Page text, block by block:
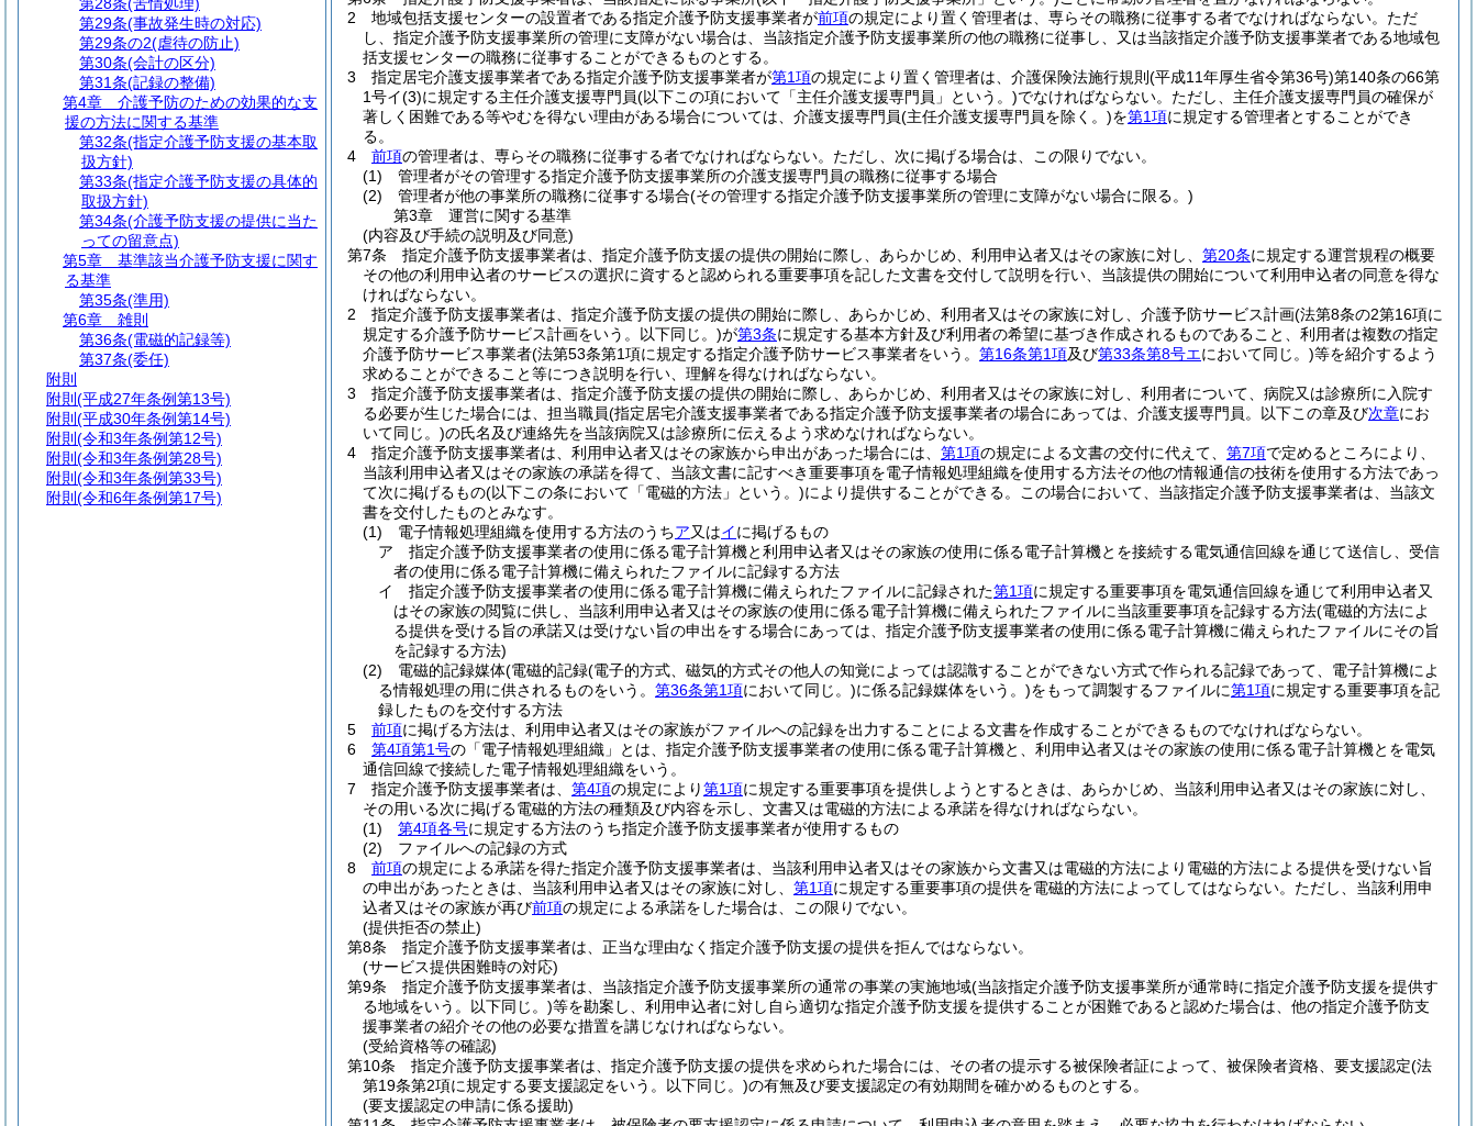
2
地域包括支援センターの設置者である指定介護予防支援事業者が前項の規定により置く管理者は、専らその職務に従事する者でなければならない。 ただ
し、指定介護予防支援事業所の管理に支障がない場合は、当該指定介護予防支援事業所の他の職務に従事し、又は当該指定介護予防支援事業者である地域包
括支援センターの職務に従事することができるものとする。
3
指定居宅介護支援事業者である指定介護予防支援事業者が第1項の規定により置く管理者は、介護保険法施行規則 (平成11年厚生省令第36号)第140条の66第
1号イ(3)に規定する主任介護支援専門員(以下この項において「主任介護支援専門員」という。)でなければならない。 ただし、主任介護支援専門員の確保が
著しく困難である等やむを得ない理由がある場合については、介護支援専門員(主任介護支援専門員を除く。)を第1項に規定する管理者とすることができ
る。
4
前項の管理者は、専らその職務に従事する者でなければならない。 ただし、次に掲げる場合は、この限りでない。
(1)
管理者がその管理する指定介護予防支援事業所の介護支援専門員の職務に従事する場合
(2)
管理者が他の事業所の職務に従事する場合(その管理する指定介護予防支援事業所の管理に支障がない場合に限る。)
第3章
運営に関する基準
(内容及び手続の説明及び同意)
第7条
指定介護予防支援事業者は、指定介護予防支援の提供の開始に際し、あらかじめ、利用申込者又はその家族に対し、 第20条に規定する運営規程の概要
その他の利用申込者のサービスの選択に資すると認められる重要事項を記した文書を交付して説明を行い、当該提供の開始について利用申込者の同意を得な
ければならない。
2
指定介護予防支援事業者は、指定介護予防支援の提供の開始に際し、あらかじめ、利用者又はその家族に対し、介護予防サービス計画(法第8条の2第16項に
規定する介護予防サービス計画をいう。以下同じ。)が第3条に規定する基本方針及び利用者の希望に基づき作成されるものであること、利用者は複数の指定
介護予防サービス事業者(法第53条第1項に規定する指定介護予防サービス事業者をいう。 第16条第1項及び第33条第8号エにおいて同じ。)等を紹介するよう
求めることができること等につき説明を行い、理解を得なければならない。
3
指定介護予防支援事業者は、指定介護予防支援の提供の開始に際し、あらかじめ、利用者又はその家族に対し、利用者について、病院又は診療所に入院す
る必要が生じた場合には、担当職員(指定居宅介護支援事業者である指定介護予防支援事業者の場合にあっては、介護支援専門員。以下この章及び次章にお
いて同じ。)の氏名及び連絡先を当該病院又は診療所に伝えるよう求めなければならない。
4
指定介護予防支援事業者は、利用申込者又はその家族から申出があった場合には、 第1項の規定による文書の交付に代えて、 第7項で定めるところにより、
当該利用申込者又はその家族の承諾を得て、当該文書に記すべき重要事項を電子情報処理組織を使用する方法その他の情報通信の技術を使用する方法であっ
て次に掲げるもの(以下この条において「電磁的方法」という。)により提供することができる。
この場合において、当該指定介護予防支援事業者は、当該文
書を交付したものとみなす。
(1)
電子情報処理組織を使用する方法のうちア又はイに掲げるもの
ア
指定介護予防支援事業者の使用に係る電子計算機と利用申込者又はその家族の使用に係る電子計算機とを接続する電気通信回線を通じて送信し、受信
者の使用に係る電子計算機に備えられたファイルに記録する方法
イ
指定介護予防支援事業者の使用に係る電子計算機に備えられたファイルに記録された第1項に規定する重要事項を電気通信回線を通じて利用申込者又
はその家族の閲覧に供し、当該利用申込者又はその家族の使用に係る電子計算機に備えられたファイルに当該重要事項を記録する方法(電磁的方法によ
る提供を受ける旨の承諾又は受けない旨の申出をする場合にあっては、指定介護予防支援事業者の使用に係る電子計算機に備えられたファイルにその旨
を記録する方法)
(2)
電磁的記録媒体(電磁的記録(電子的方式、磁気的方式その他人の知覚によっては認識することができない方式で作られる記録であって、電子計算機によ
る情報処理の用に供されるものをいう。 第36条第1項において同じ。)に係る記録媒体をいう。)をもって調製するファイルに第1項に規定する重要事項を記
録したものを交付する方法
5
前項に掲げる方法は、利用申込者又はその家族がファイルへの記録を出力することによる文書を作成することができるものでなければならない。
6
第4項第1号の「電子情報処理組織」とは、指定介護予防支援事業者の使用に係る電子計算機と、利用申込者又はその家族の使用に係る電子計算機とを電気
通信回線で接続した電子情報処理組織をいう。
7
指定介護予防支援事業者は、 第4項の規定により第1項に規定する重要事項を提供しようとするときは、あらかじめ、当該利用申込者又はその家族に対し、
その用いる次に掲げる電磁的方法の種類及び内容を示し、文書又は電磁的方法による承諾を得なければならない。
(1)
第4項各号に規定する方法のうち指定介護予防支援事業者が使用するもの
(2)
ファイルへの記録の方式
8
前項の規定による承諾を得た指定介護予防支援事業者は、当該利用申込者又はその家族から文書又は電磁的方法により電磁的方法による提供を受けない旨
の申出があったときは、当該利用申込者又はその家族に対し、 第1項に規定する重要事項の提供を電磁的方法によってしてはならない。 ただし、当該利用申
込者又はその家族が再び前項の規定による承諾をした場合は、この限りでない。
(提供拒否の禁止)
第8条
指定介護予防支援事業者は、正当な理由なく指定介護予防支援の提供を拒んではならない。
(サービス提供困難時の対応)
第9条
指定介護予防支援事業者は、当該指定介護予防支援事業所の通常の事業の実施地域(当該指定介護予防支援事業所が通常時に指定介護予防支援を提供す
る地域をいう。以下同じ。)等を勘案し、利用申込者に対し自ら適切な指定介護予防支援を提供することが困難であると認めた場合は、他の指定介護予防支
援事業者の紹介その他の必要な措置を講じなければならない。
(受給資格等の確認)
第10条
指定介護予防支援事業者は、指定介護予防支援の提供を求められた場合には、その者の提示する被保険者証によって、被保険者資格、要支援認定(法
第19条第2項に規定する要支援認定をいう。以下同じ。)の有無及び要支援認定の有効期間を確かめるものとする。
(要支援認定の申請に係る援助)
第29条(事故発生時の対応)
第29条の2(虐待の防止)
第30条(会計の区分)
第31条(記録の整備)
第4章
介護予防のための効果的な支
援の方法に関する基準
第32条(指定介護予防支援の基本取
扱方針)
第33条(指定介護予防支援の具体的
取扱方針)
第34条(介護予防支援の提供に当た
っての留意点)
第5章
基準該当介護予防支援に関す
る基準
第35条(準用)
第6章
雑則
第36条(電磁的記録等)
第37条(委任)
附則
附則 (平成27年条例第13号)
附則 (平成30年条例第14号)
附則 (令和3年条例第12号)
附則 (令和3年条例第28号)
附則 (令和3年条例第33号)
附則 (令和6年条例第17号)